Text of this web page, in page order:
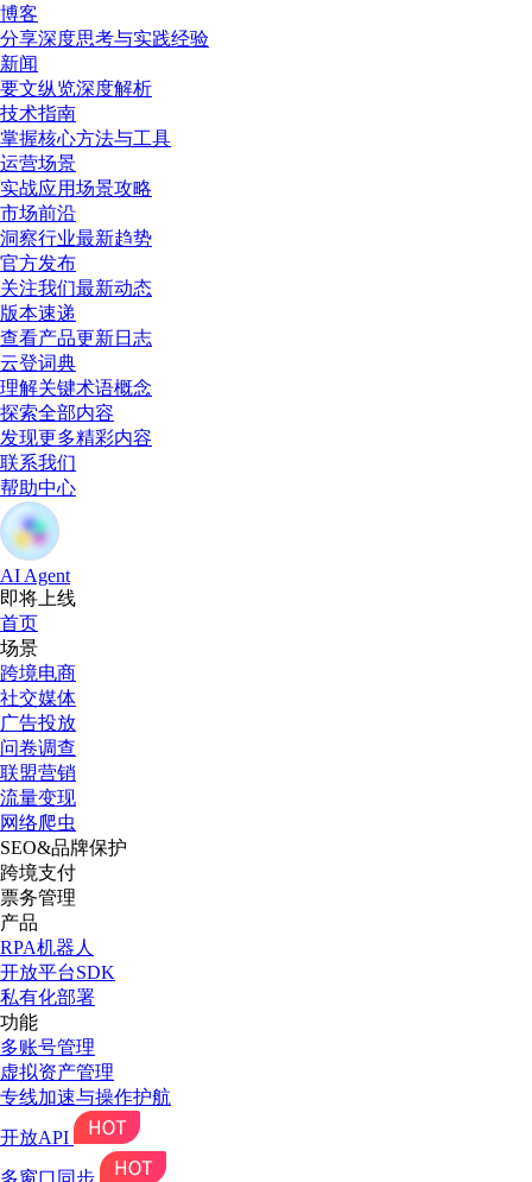
博客
分享深度思考与实践经验
新闻
要文纵览深度解析
技术指南
掌握核心方法与工具
运营场景
实战应用场景攻略
市场前沿
洞察行业最新趋势
官方发布
关注我们最新动态
版本速递
查看产品更新日志
云登词典
理解关键术语概念
探索全部内容
发现更多精彩内容
联系我们
帮助中心
AI Agent
即将上线
首页
场景
跨境电商
社交媒体
广告投放
问卷调查
联盟营销
流量变现
网络爬虫
SEO&品牌保护
跨境支付
票务管理
产品
RPA机器人
开放平台SDK
私有化部署
功能
多账号管理
虚拟资产管理
专线加速与操作护航
开放API
多窗口同步